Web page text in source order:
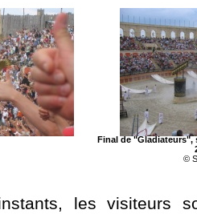
Final de "Gladiateurs",
©
les visiteurs